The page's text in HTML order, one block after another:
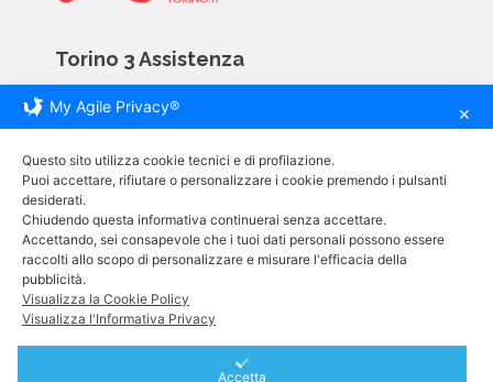
Torino 3 Assistenza
Via Giovanni Servais 81D
tel. +39 011 793 09 04
cell. +39 320 037 44 17
e-mail. info@assistenzatorino.it
Informative
My Agile Privacy® ✕
Questo sito utilizza cookie tecnici e di profilazione.
Puoi accettare, rifiutare o personalizzare i cookie premendo i pulsanti
desiderati.
Chiudendo questa informativa continuerai senza accettare.
Accettando, sei consapevole che i tuoi dati personali possono essere
raccolti allo scopo di personalizzare e misurare l'efficacia della
pubblicità.
Visualizza la Cookie Policy
Visualizza l'Informativa Privacy
Accetta